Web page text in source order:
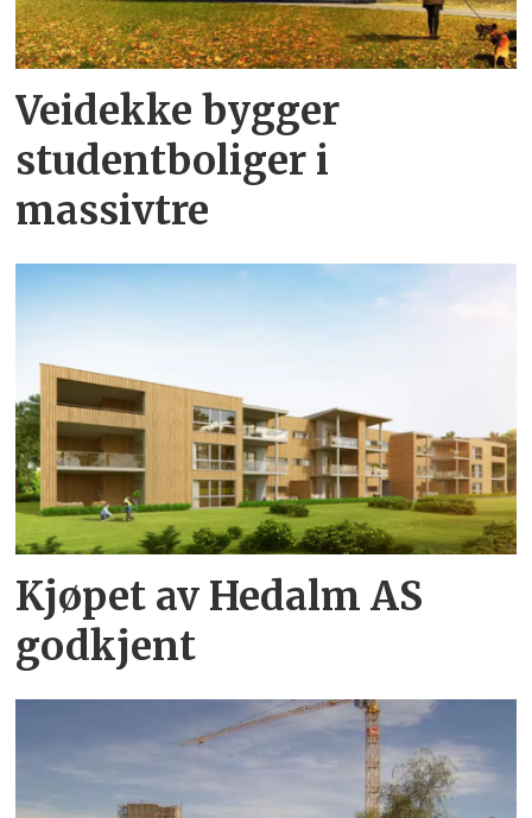
Veidekke bygger
studentboliger i
massivtre
Kjøpet av Hedalm AS
godkjent